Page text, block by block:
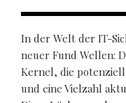
In der Welt der IT-
neuer Fund Wellen:
Kernel, die
und eine Vielzahl